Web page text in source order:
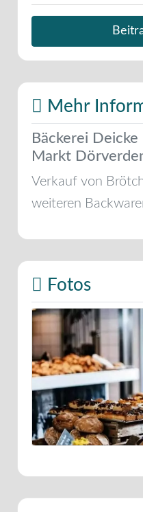
Mehr
Bäckerei
Markt
Verkauf von
weiteren
Fotos